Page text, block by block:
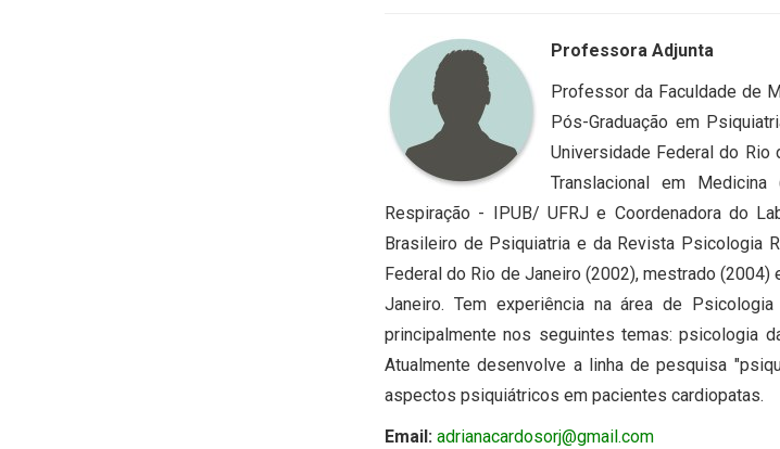
Professora Adjunta
Professor da Faculdade de
Pós-Graduação em
Universidade Federal do
Translacional em
Respiração - IPUB/ UFRJ e Coordenadora do
Brasileiro de Psiquiatria e da Revista Psicologia
Federal do Rio de Janeiro (2002), mestrado
Janeiro. Tem experiência na área de
principalmente nos seguintes temas: psicologia
Atualmente desenvolve a linha de pesquisa
aspectos psiquiátricos em pacientes cardiopatas.
Email: adrianacardosorj@gmail.com